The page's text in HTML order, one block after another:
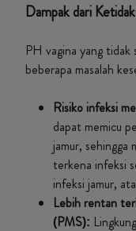
Dampak dari
PH vagina yang tidak
beberapa masalah
Risiko infeksi
dapat memicu
jamur, sehingga
terkena infeksi
infeksi jamur,
Lebih rentan
(PMS):